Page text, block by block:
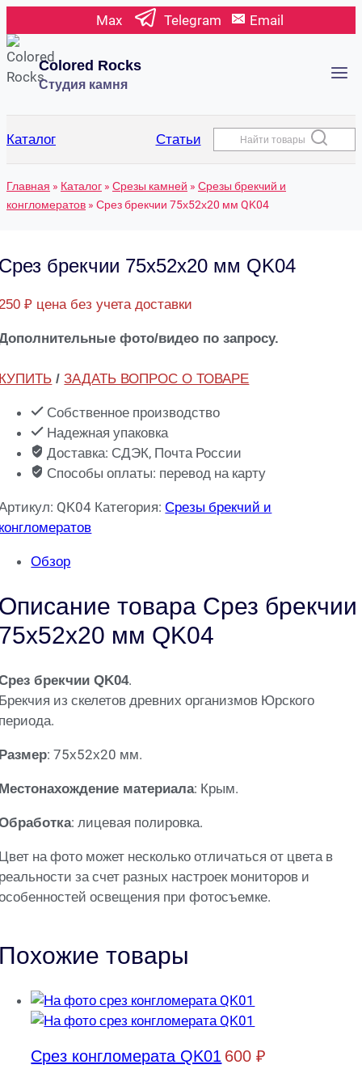
к
содержимому
Max Telegram Email
Colored Rocks
Студия камня
Каталог Статьи Найти товары
Главная » Каталог » Срезы камней » Срезы брекчий и
конгломератов » Срез брекчии 75х52х20 мм QK04
брекчии 75х52х20 мм QK04
₽ цена без учета доставки
фото/видео по запросу.
/ЗАДАТЬ ВОПРОС О ТОВАРЕ
Собственное производство
Надежная упаковка
Доставка: СДЭК, Почта России
Способы оплаты: перевод на карту
QK04 Категория:Срезы брекчий и
Обзор
товара Срез брекчии
мм QK04
брекчии QK04.
из скелетов древних организмов Юрского
: 75х52х20 мм.
материала: Крым.
: лицевая полировка.
на фото может несколько отличаться от цвета в
за счет разных настроек мониторов и
освещения при фотосъемке.
товары
Срез конгломерата QK01 600₽